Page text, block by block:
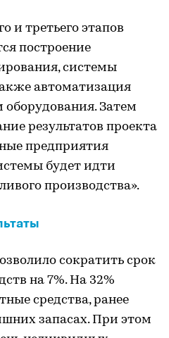
и третьего этапов
построение
системы
автоматизация
Затем
результатов проекта
предприятия
будет идти
производства».
сократить срок
на 7%. На 32%
средства, ранее
запасах. При этом